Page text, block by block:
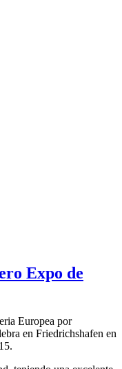
Expo de
Europea por
en Friedrichshafen en